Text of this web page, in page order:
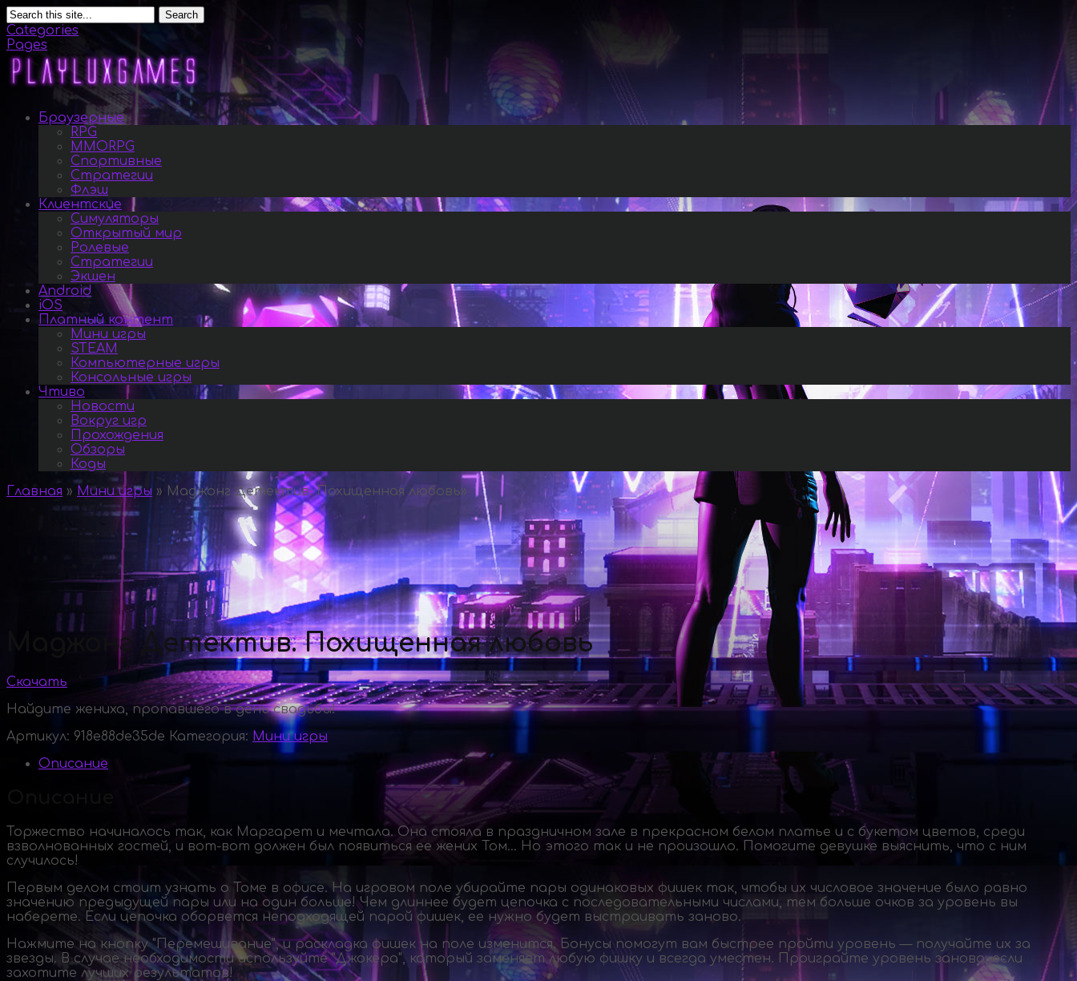
Search
Categories
Pages
Браузерные
RPG
MMORPG
Спортивные
Стратегии
Флэш
Клиентские
Симуляторы
Открытый мир
Ролевые
Стратегии
Экшен
Android
iOS
Платный контент
Мини игры
STEAM
Компьютерные игры
Консольные игры
Чтиво
Новости
Вокруг игр
Прохождения
Обзоры
Коды
Главная » Мини игры » Маджонг Детектив. Похищенная любовь»
Маджонг Детектив. Похищенная любовь
Скачать
Найдите жениха, пропавшего в день свадьбы!
Артикул: 918e88de35de Категория: Мини игры
Описание
Торжество начиналось так, как Маргарет и мечтала. Она стояла в праздничном зале в прекрасном белом платье и с букетом цветов, среди
взволнованных гостей, и вот-вот должен был появиться ее жених Том… Но этого так и не произошло. Помогите девушке выяснить, что с ним
случилось!
Первым делом стоит узнать о Томе в офисе. На игровом поле убирайте пары одинаковых фишек так, чтобы их числовое значение было равно
значению предыдущей пары или на один больше! Чем длиннее будет цепочка с последовательными числами, тем больше очков за уровень вы
наберете. Если цепочка оборвется неподходящей парой фишек, ее нужно будет выстраивать заново.
Нажмите на кнопку "Перемешивание", и раскладка фишек на поле изменится. Бонусы помогут вам быстрее пройти уровень — получайте их за
звезды. В случае необходимости используйте "Джокера", который заменяет любую фишку и всегда уместен. Проиграйте уровень заново, если
захотите лучших результатов!